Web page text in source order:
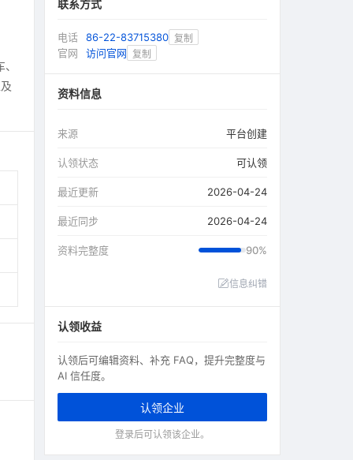
联系方式
电话 86-22-83715380 复制
官网 访问官网 复制
资料信息
来源 平台创建
认领状态 可认领
最近更新 2026-04-24
最近同步 2026-04-24
资料完整度 90%
信息纠错
认领收益
认领后可编辑资料、补充 FAQ，提升完整度与
AI 信任度。
认领企业
登录后可认领该企业。